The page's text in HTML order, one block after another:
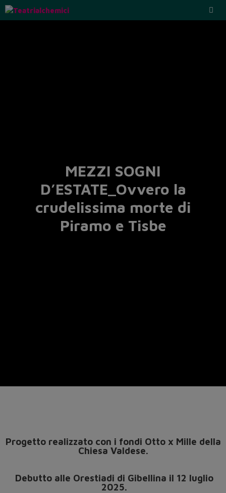
MEZZI SOGNI
D’ESTATE_Ovvero la
crudelissima morte di
Piramo e Tisbe
Debutto alle Orestiadi di Gibellina il 12 luglio
2025.
Progetto realizzato con i fondi Otto x Mille della
Chiesa Valdese.